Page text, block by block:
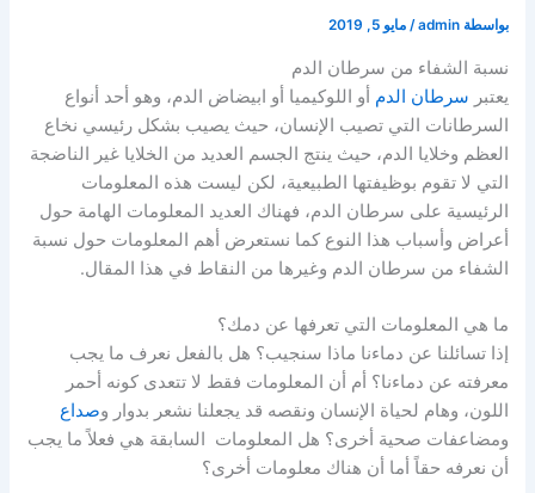
بواسطة admin
/مايو 5, 2019
نسبة الشفاء من سرطان الدم
يعتبر سرطان الدم أو اللوكيميا أو ابيضاض الدم، وهو أحد أنواع
السرطانات التي تصيب الإنسان، حيث يصيب بشكل رئيسي نخاع
العظم وخلايا الدم، حيث ينتج الجسم العديد من الخلايا غير الناضجة
التي لا تقوم بوظيفتها الطبيعية، لكن ليست هذه المعلومات
الرئيسية على سرطان الدم، فهناك العديد المعلومات الهامة حول
أعراض وأسباب هذا النوع كما نستعرض أهم المعلومات حول نسبة
الشفاء من سرطان الدم وغيرها من النقاط في هذا المقال.
ما هي المعلومات التي تعرفها عن دمك؟
إذا تسائلنا عن دماءنا ماذا سنجيب؟ هل بالفعل نعرف ما يجب
معرفته عن دماءنا؟ أم أن المعلومات فقط لا تتعدى كونه أحمر
اللون، وهام لحياة الإنسان ونقصه قد يجعلنا نشعر بدوار وصداع
ومضاعفات صحية أخرى؟ هل المعلومات السابقة هي فعلاً ما يجب
أن نعرفه حقاً أما أن هناك معلومات أخرى؟